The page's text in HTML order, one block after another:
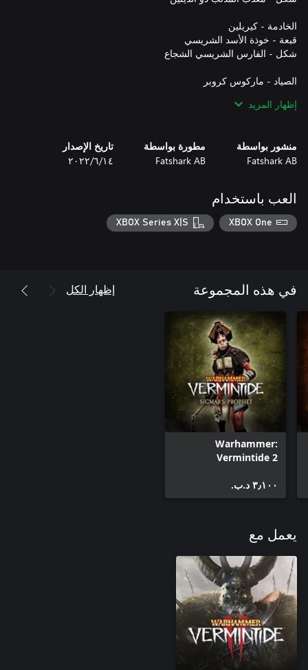
شكل - أردية الباحث
إظهار المزيد
منشور بواسطة
Fatshark AB
مطورة بواسطة
Fatshark AB
تاريخ الإصدار
١٤‏/٦‏/٢٠٢٢
العب باستخدام
XBOX One
XBOX Series X|S
في هذه المجموعة إظهار الكل
Warhammer:
Vermintide 2
Prophet
٣٫١٠٠ د.ب.‏
يعمل مع